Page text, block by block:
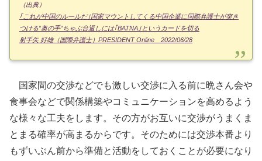
（出典）
｢これが中国のルールだ｣国家マウントしてくる中国企業に国際弁護士が突き
つける”奥の手”ちゃぶ台返しには｢BATNA｣というカードを切る
射手矢 好雄（国際弁護士）PRESIDENT Online 2022/06/28
国家間の交渉などでも激しい交渉に入る前に晩さん会や
食事会などで関係構築やコミュニケーションを高めるよう
な様々な工夫をします。その方がお互いに交渉がうまくま
とまる確率が高まるからです。そのためには交渉本番より
もずいぶん前から準備と活動をしておくことが必要になり